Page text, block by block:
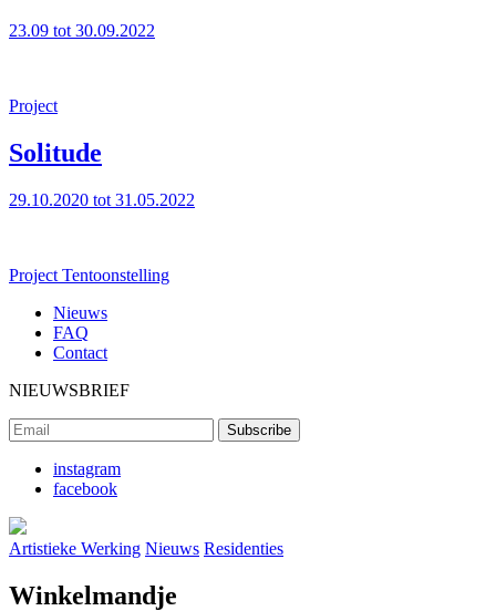
23.09 tot 30.09.2022
Project
Solitude
29.10.2020 tot 31.05.2022
Project Tentoonstelling
Nieuws
FAQ
Contact
NIEUWSBRIEF
instagram
facebook
Artistieke Werking Nieuws Residenties
Winkelmandje